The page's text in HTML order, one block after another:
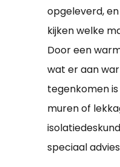
opgeleverd,
kijken welke
Door een
wat er aan
tegenkomen
muren of
speciaal